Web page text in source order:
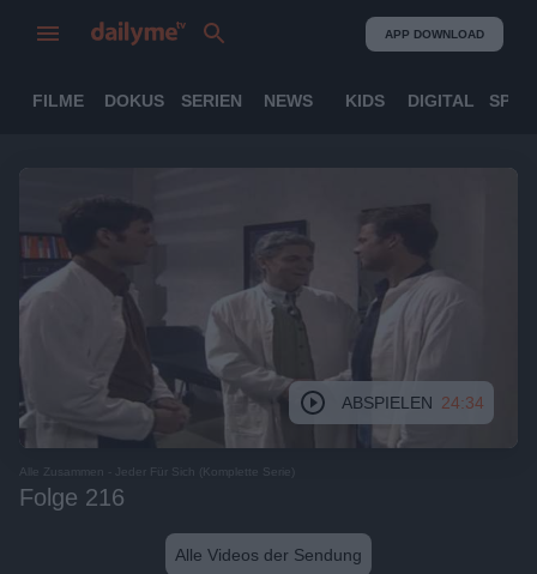
APP DOWNLOAD
FILME DOKUS SERIEN NEWS KIDS DIGITAL
ABSPIELEN 24:34
Alle Zusammen - Jeder Für Sich (Komplette Serie)
Folge 216
Alle Videos der Sendung